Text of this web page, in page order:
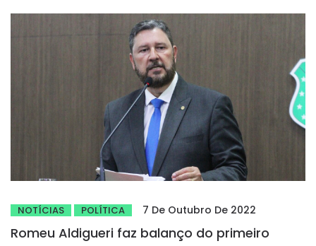
NOTÍCIAS POLÍTICA 7 De Outubro De 2022
Romeu Aldigueri faz balanço do primeiro